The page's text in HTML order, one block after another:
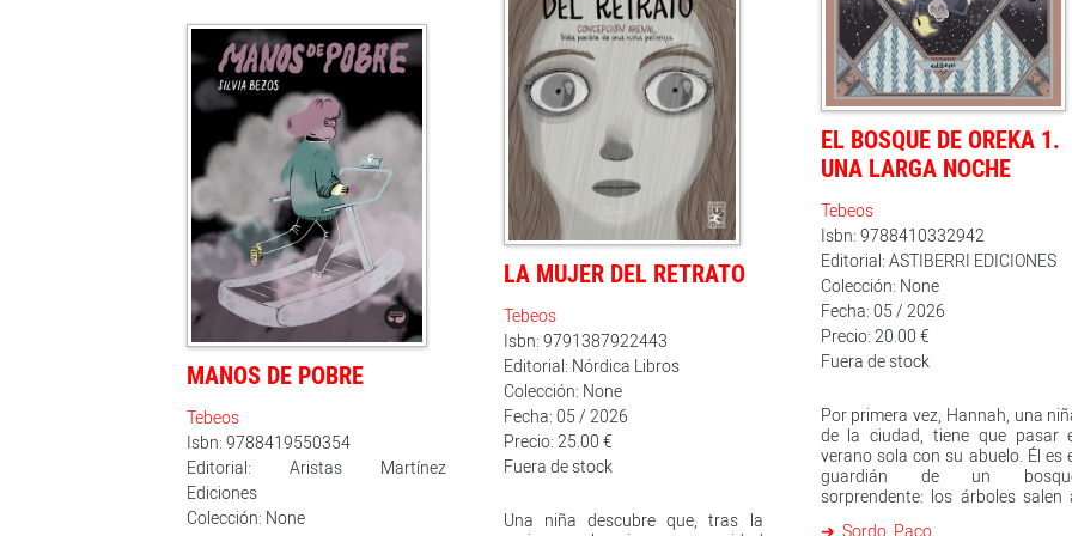
niebla del pasado. [...] Es
totalmente novedoso. Se ve el
bagaje personal; el cine, la
arquitectura, las lecturas. Es muy
poético; por otra parte, parece
hiperrealista. Los personajes
también sostienen el relato».
Peridis, A vivir que son dos días
(Cadena SER) «Hay muchísima
ambición. Plantea unos planos
increíbles, mirados desde el cielo, y
trabaja con un legado antiguo,
recuerdos. [...] Es una novela
Esther Ferrero, Efecto Doppler
(Radio 3) «Un cómic maravilloso,
más aún tratándose de una ópera
prima. [...] Una obra de esta calidad
va a llamar la atención. [...] Se lo
recomiendo a todo el mundo».
Javier Alonso, Territorio 9
(RNE)«Una novela gráfica
fantástica. Yo creo que la primera
que son dos días (Cadena SER)
EL BOSQUE DE OREKA 1.
UNA LARGA NOCHE
Tebeos
Isbn: 9788410332942
Editorial: ASTIBERRI EDICIONES
Colección: None
Fecha: 05 / 2026
Precio: 20.00 €
Fuera de stock
Por primera vez, Hannah, una
de la ciudad, tiene que pasar
verano sola con su abuelo. Él es
guardián de un
sorprendente: los árboles salen
Sordo, Paco
LA MUJER DEL RETRATO
Tebeos
Isbn: 9791387922443
Editorial: Nórdica Libros
Colección: None
Fecha: 05 / 2026
Precio: 25.00 €
Fuera de stock
Una niña descubre que, tras la
MANOS DE POBRE
Tebeos
Isbn: 9788419550354
Editorial: Aristas Martínez
Ediciones
Colección: None